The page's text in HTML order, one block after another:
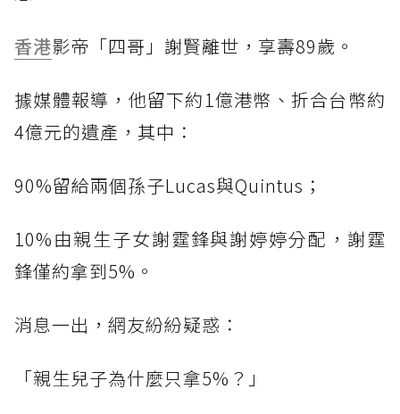
香港影帝「四哥」謝賢離世，享壽89歲。
據媒體報導，他留下約1億港幣、折合台幣約
4億元的遺產，其中：
90%留給兩個孫子Lucas與Quintus；
10%由親生子女謝霆鋒與謝婷婷分配，謝霆
鋒僅約拿到5%。
消息一出，網友紛紛疑惑：
「親生兒子為什麼只拿5%？」